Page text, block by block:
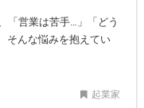
「営業は苦手…」「どう
そんな悩みを抱えてい
起業家